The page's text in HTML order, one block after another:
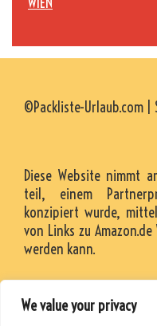
We value your privacy
©Packliste-Urlaub.com |
Diese Website nimmt
teil, einem
konzipiert wurde,
von Links zu
werden kann.